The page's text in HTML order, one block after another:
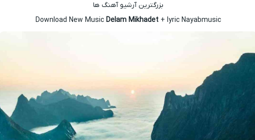
بزرگترین آرشیو آهنگ ها
Download New MusicDelam Mikhadet + lyric Nayabmusic